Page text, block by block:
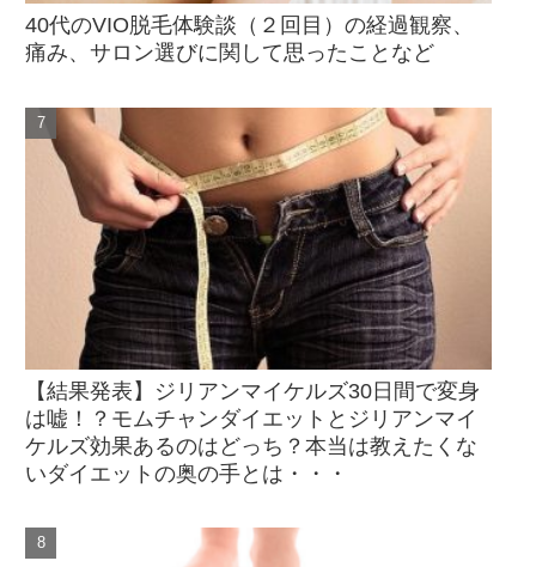
40代のVIO脱毛体験談（２回目）の経過観察、
痛み、サロン選びに関して思ったことなど
【結果発表】ジリアンマイケルズ30日間で変身
は嘘！？モムチャンダイエットとジリアンマイ
ケルズ効果あるのはどっち？本当は教えたくな
いダイエットの奥の手とは・・・